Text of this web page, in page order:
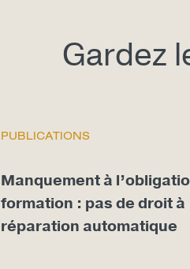
Gardez
PUBLICATIONS
Manquement à
formation : pas de droit à
réparation automatique